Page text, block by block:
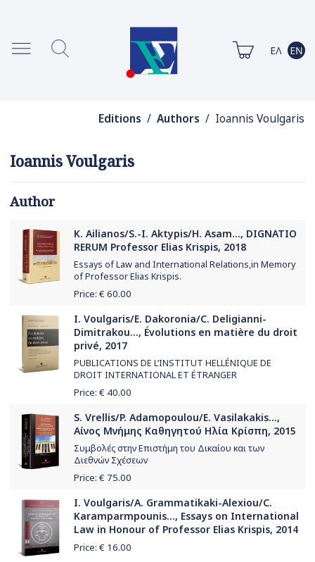
Editions / Authors / Ioannis Voulgaris
Ioannis Voulgaris
Author
K. Ailianos/S.-I. Aktypis/H. Asam..., DIGNATIO
RERUM Professor Elias Krispis, 2018
Essays of Law and International Relations,in Memory
of Professor Elias Krispis.
Price: € 60.00
I. Voulgaris/E. Dakoronia/C. Deligianni-
Dimitrakou..., Évolutions en matière du droit
privé, 2017
PUBLICATIONS DE L’INSTITUT HELLÉNIQUE DE
DROIT INTERNATIONAL ET ÉTRANGER
Price: € 40.00
S. Vrellis/P. Adamopoulou/E. Vasilakakis...,
Αίνος Μνήμης Καθηγητού Ηλία Κρίσπη, 2015
Συμβολές στην Επιστήμη του Δικαίου και των
Διεθνών Σχέσεων
Price: € 75.00
I. Voulgaris/A. Grammatikaki-Alexiou/C.
Karamparmpounis..., Essays on International
Law in Honour of Professor Elias Krispis, 2014
Price: € 16.00